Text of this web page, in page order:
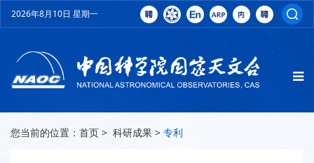
2026年8月10日 星期一
您当前的位置： 首页 > 科研成果 > 专利